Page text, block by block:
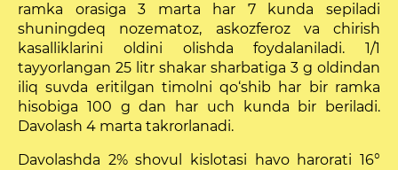
ramka orasiga 3 marta har 7 kunda sepiladi
shuningdeq nozematoz, askozferoz va chirish
kasalliklarini oldini olishda foydalaniladi. 1/1
tayyorlangan 25 litr shakar sharbatiga 3 g oldindan
iliq suvda eritilgan timolni qo‘shib har bir ramka
hisobiga 100 g dan har uch kunda bir beriladi.
Davolash 4 marta takrorlanadi.
Davolashda 2% shovul kislotasi havo harorati 16°